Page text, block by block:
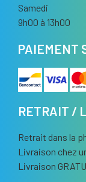
Samedi
9h00 à 13h00
PAIEMENT
RETRAIT /
Retrait dans la
Livraison chez
Livraison